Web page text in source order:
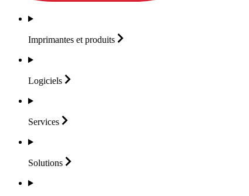
Imprimantes et produits
Logiciels
Services
Solutions